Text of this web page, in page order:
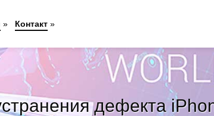
дефекта
» Контакт »